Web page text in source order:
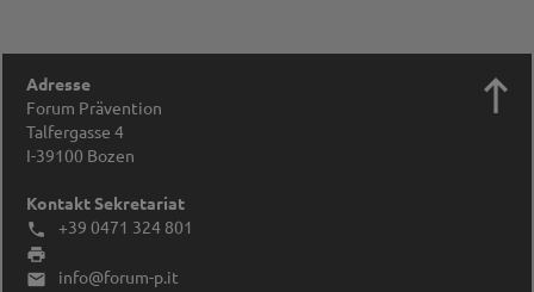
Adresse
Forum Prävention
Talfergasse 4
I-39100 Bozen
Kontakt Sekretariat
 +39 0471 324 801


info@forum-p.it
